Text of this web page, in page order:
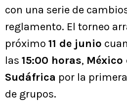
con una serie de
reglamento. El torneo
próximo 11 de junio
las 15:00 horas, México
Sudáfrica por la
de grupos.